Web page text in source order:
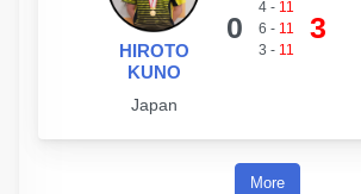
HIROTO
KUNO
Japan
0
4- 11
6 - 11
3 - 11
3
More